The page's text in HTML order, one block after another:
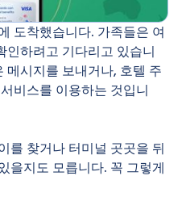
도착했습니다. 가족들은 여
인하려고 기다리고 있습니
메시지를 보내거나, 호텔 주
비스를 이용하는 것입니
를 찾거나 터미널 곳곳을 뒤
을지도 모릅니다. 꼭 그렇게